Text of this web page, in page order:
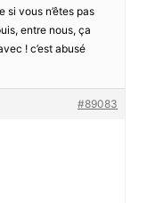
si vous n’êtes pas
entre nous, ça
! c’est abusé
#89083